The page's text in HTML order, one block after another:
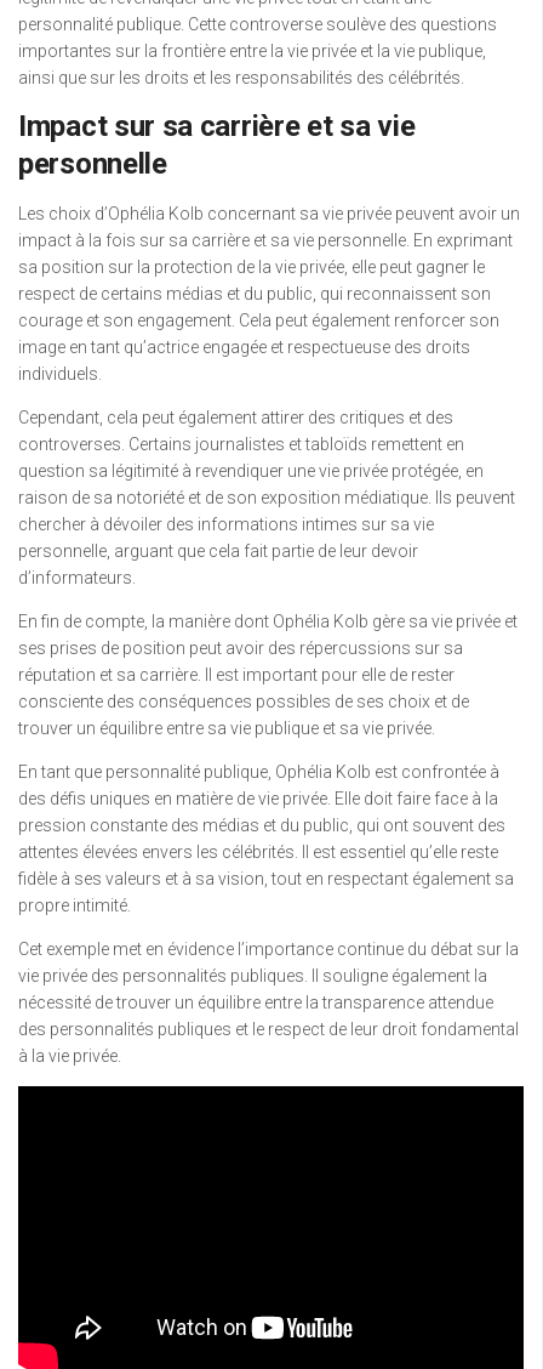
personnalité publique. Cette controverse soulève des questions
importantes sur la frontière entre la vie privée et la vie publique,
ainsi que sur les droits et les responsabilités des célébrités.
Impact sur sa carrière et sa vie
personnelle
Les choix d’Ophélia Kolb concernant sa vie privée peuvent avoir un
impact à la fois sur sa carrière et sa vie personnelle. En exprimant
sa position sur la protection de la vie privée, elle peut gagner le
respect de certains médias et du public, qui reconnaissent son
courage et son engagement. Cela peut également renforcer son
image en tant qu’actrice engagée et respectueuse des droits
individuels.
Cependant, cela peut également attirer des critiques et des
controverses. Certains journalistes et tabloïds remettent en
question sa légitimité à revendiquer une vie privée protégée, en
raison de sa notoriété et de son exposition médiatique. Ils peuvent
chercher à dévoiler des informations intimes sur sa vie
personnelle, arguant que cela fait partie de leur devoir
d’informateurs.
En fin de compte, la manière dont Ophélia Kolb gère sa vie privée et
ses prises de position peut avoir des répercussions sur sa
réputation et sa carrière. Il est important pour elle de rester
consciente des conséquences possibles de ses choix et de
trouver un équilibre entre sa vie publique et sa vie privée.
En tant que personnalité publique, Ophélia Kolb est confrontée à
des défis uniques en matière de vie privée. Elle doit faire face à la
pression constante des médias et du public, qui ont souvent des
attentes élevées envers les célébrités. Il est essentiel qu’elle reste
fidèle à ses valeurs et à sa vision, tout en respectant également sa
propre intimité.
Cet exemple met en évidence l’importance continue du débat sur la
vie privée des personnalités publiques. Il souligne également la
nécessité de trouver un équilibre entre la transparence attendue
des personnalités publiques et le respect de leur droit fondamental
à la vie privée.